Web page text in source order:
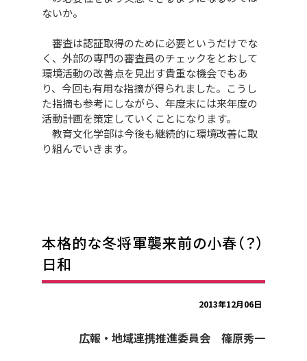
ないか。
審査は認証取得のために必要というだけでな
く、外部の専門の審査員のチェックをとおして
環境活動の改善点を見出す貴重な機会でもあ
り、今回も有用な指摘が得られました。こうし
た指摘も参考にしながら、年度末には来年度の
活動計画を策定していくことになります。
教育文化学部は今後も継続的に環境改善に取
り組んでいきます。
本格的な冬将軍襲来前の小春（？）
日和
2013年12月06日
広報・地域連携推進委員会 篠原秀一